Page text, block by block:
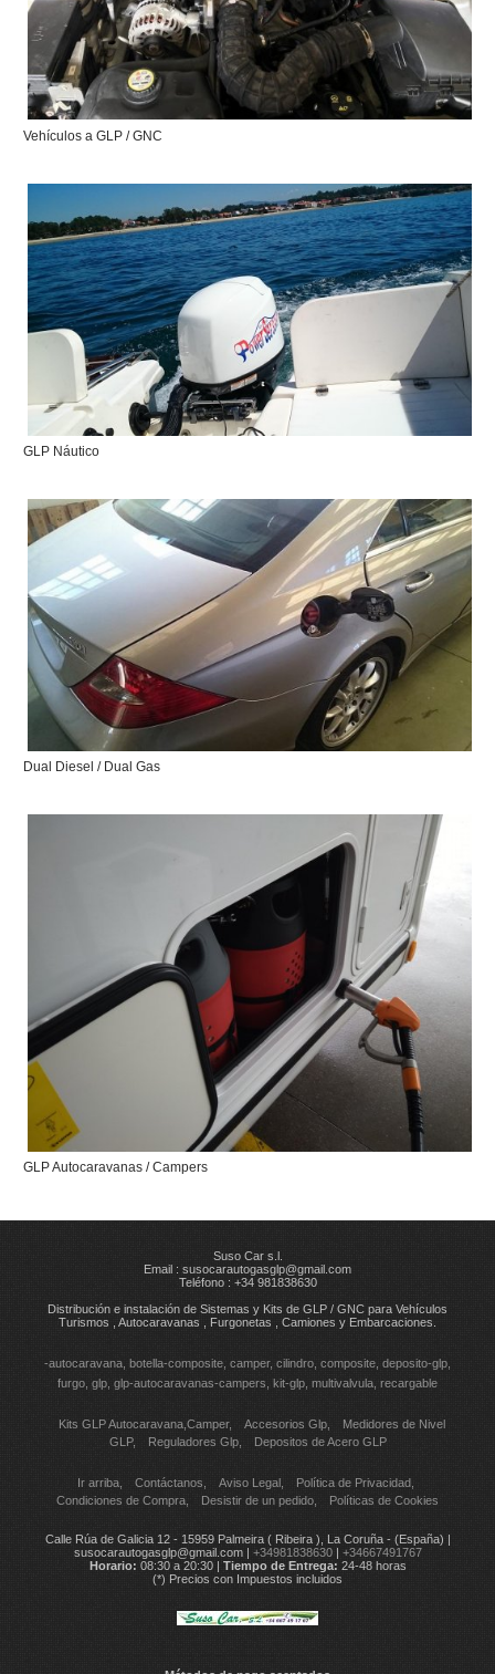
Vehículos a GLP / GNC
GLP Náutico
Dual Diesel / Dual Gas
GLP Autocaravanas / Campers
Suso Car s.l.
Email : susocarautogasglp@gmail.com
Teléfono : +34 981838630
Distribución e instalación de Sistemas y Kits de GLP / GNC para Vehículos
Turismos , Autocaravanas , Furgonetas , Camiones y Embarcaciones.
-autocaravana botella-composite camper cilindro composite deposito-glp
furgo glp glp-autocaravanas-campers kit-glp multivalvula recargable
Kits GLP Autocaravana,Camper Accesorios Glp
Medidores de Nivel
GLP
Reguladores Glp Depositos de Acero GLP
Ir arriba Contáctanos Aviso Legal
Política de Privacidad
Condiciones de Compra
Desistir de un pedido Políticas de Cookies
Calle Rúa de Galicia 12 - 15959 Palmeira ( Ribeira ), La Coruña - (España) |
susocarautogasglp@gmail.com | +34981838630| +34667491767
Horario: 08:30 a 20:30 | Tiempo de Entrega: 24-48 horas
(*) Precios con Impuestos incluidos